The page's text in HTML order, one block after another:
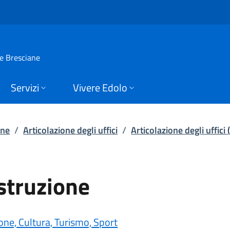
|
Bresciane
Servizi Vivere Edolo
/ Articolazione degli uffici / Articolazione degli uffici
Cultura, Turismo, Sport